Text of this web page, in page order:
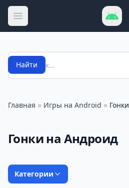
Открыть меню
Поиск
Найти
Главная » Игры на Android » Гонки
Гонки на Андроид
Категории